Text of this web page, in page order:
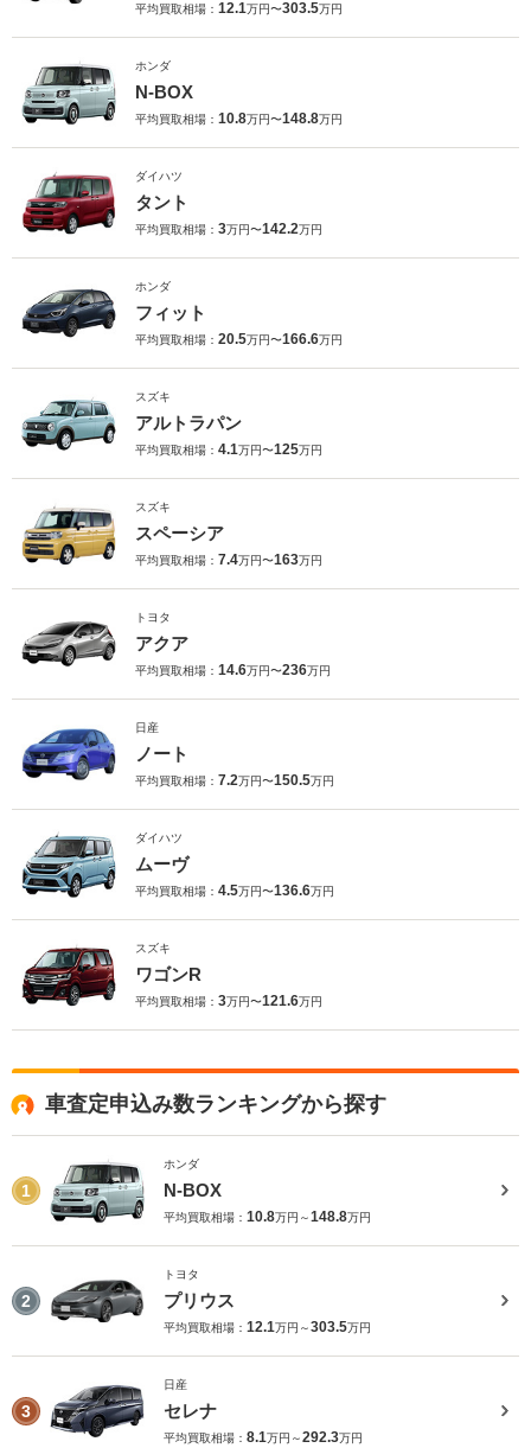
平均買取相場： 12.1万円〜303.5万円
ホンダ
N-BOX
平均買取相場： 10.8万円〜148.8万円
ダイハツ
タント
平均買取相場： 3万円〜142.2万円
ホンダ
フィット
平均買取相場： 20.5万円〜166.6万円
スズキ
アルトラパン
平均買取相場： 4.1万円〜125万円
スズキ
スペーシア
平均買取相場： 7.4万円〜163万円
トヨタ
アクア
平均買取相場： 14.6万円〜236万円
日産
ノート
平均買取相場： 7.2万円〜150.5万円
ダイハツ
ムーヴ
平均買取相場： 4.5万円〜136.6万円
スズキ
ワゴンR
平均買取相場： 3万円〜121.6万円
車査定申込み数ランキングから探す
1
ホンダ
N-BOX
平均買取相場： 10.8万円～148.8万円
2
トヨタ
プリウス
平均買取相場： 12.1万円～303.5万円
3
日産
セレナ
平均買取相場： 8.1万円～292.3万円